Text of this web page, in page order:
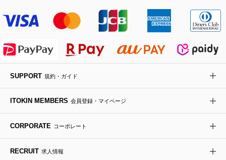
傘・日傘
レッグウェア
時計
その他のグッズ・小物
SUPPORT 規約・ガイド
ITOKIN MEMBERS 会員登録・マイページ
CORPORATE コーポレート
RECRUIT 求人情報